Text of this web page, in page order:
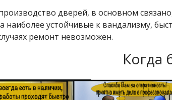
дверей, в основном
наиболее устойчивые к вандализму,
ремонт невозможен.
Когда